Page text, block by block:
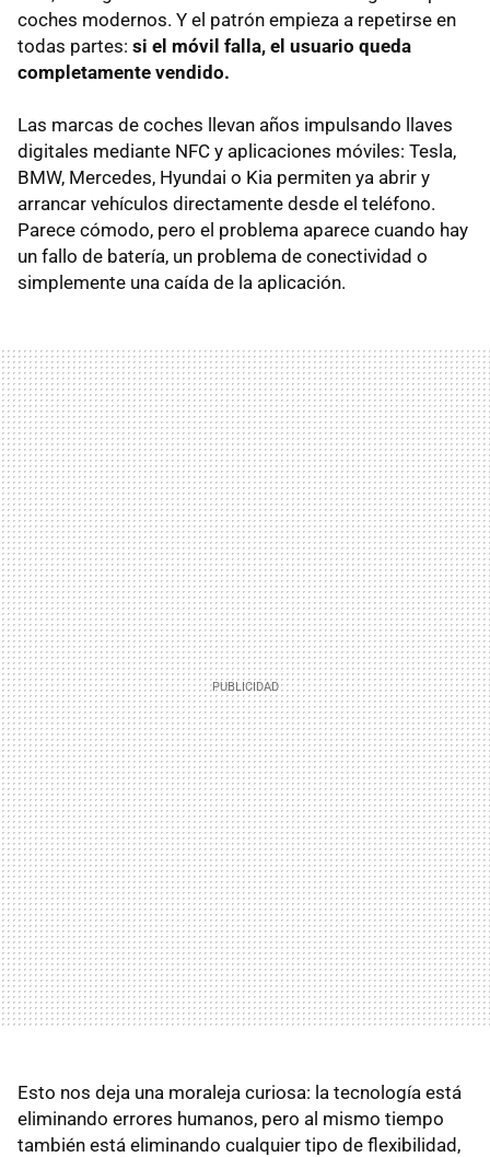
coches modernos. Y el patrón empieza a repetirse en
todas partes: si el móvil falla, el usuario queda
completamente vendido.
Las marcas de coches llevan años impulsando llaves
digitales mediante NFC y aplicaciones móviles: Tesla,
BMW, Mercedes, Hyundai o Kia permiten ya abrir y
arrancar vehículos directamente desde el teléfono.
Parece cómodo, pero el problema aparece cuando hay
un fallo de batería, un problema de conectividad o
simplemente una caída de la aplicación.
Esto nos deja una moraleja curiosa: la tecnología está
eliminando errores humanos, pero al mismo tiempo
también está eliminando cualquier tipo de flexibilidad,